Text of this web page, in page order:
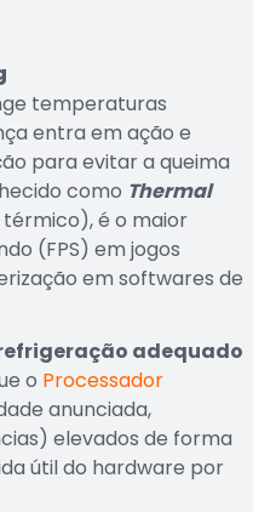
temperaturas
entra em ação e
para evitar a queima
como Thermal
é o maior
(FPS) em jogos
em softwares de
adequado
o Processador
anunciada,
elevados de forma
útil do hardware por